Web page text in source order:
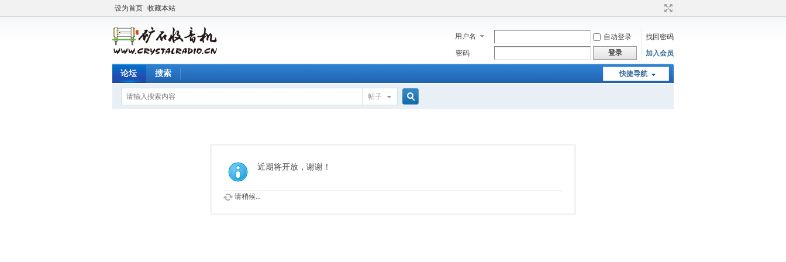
设为首页 收藏本站
用户名 自动登录
找回密码
密码
登录 加入会员
快捷导航
论坛 搜索
帖子
近期将开放，谢谢！
请稍候...